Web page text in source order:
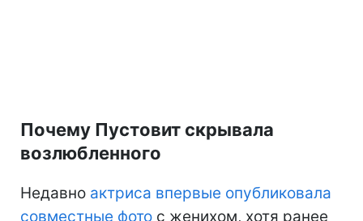
Почему Пустовит скрывала
возлюбленного
Недавно актриса впервые опубликовала
совместные фото с женихом, хотя ранее